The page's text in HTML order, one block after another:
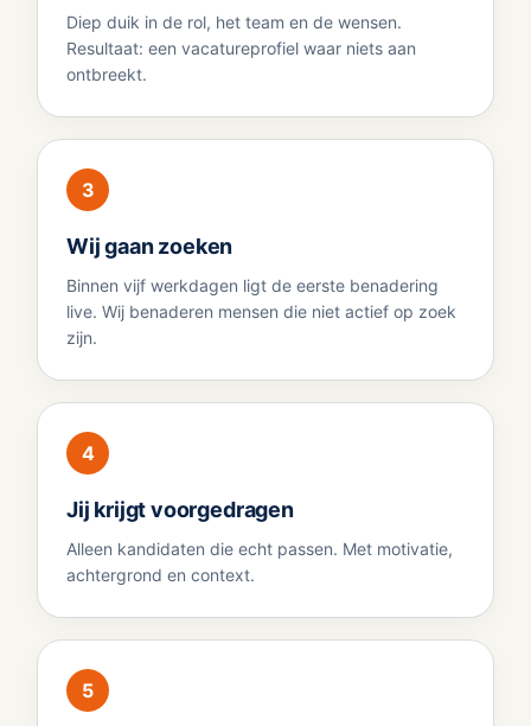
Diep duik in de rol, het team en de wensen.
Resultaat: een vacatureprofiel waar niets aan
ontbreekt.
3
Wij gaan zoeken
Binnen vijf werkdagen ligt de eerste benadering
live. Wij benaderen mensen die niet actief op zoek
zijn.
4
Jij krijgt voorgedragen
Alleen kandidaten die echt passen. Met motivatie,
achtergrond en context.
5